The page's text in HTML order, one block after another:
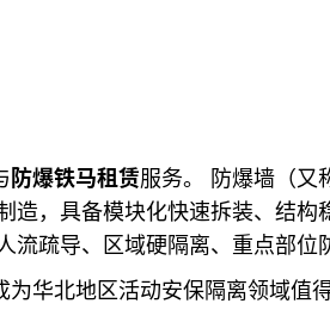
防爆铁马租赁服务。 防爆墙（又
，具备模块化快速拆装、结
疏导、区域硬隔离、重点部位
华北地区活动安保隔离领域值